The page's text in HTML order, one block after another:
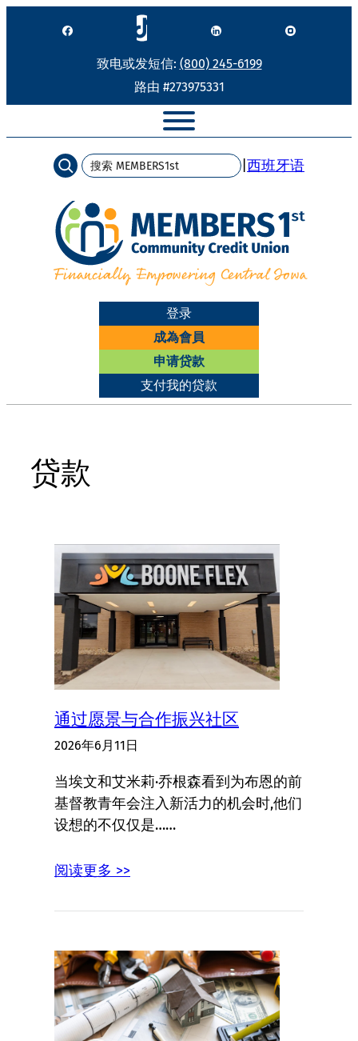
致电或发短信: (800) 245-6199
路由 #273975331
搜
索
西班牙语
登录
成為會員
申请贷款
支付我的贷款
贷款
通过愿景与合作振兴社区
2026年6月11日
当埃文和艾米莉·乔根森看到为布恩的前
基督教青年会注入新活力的机会时,他们
设想的不仅仅是……
阅读更多 >>